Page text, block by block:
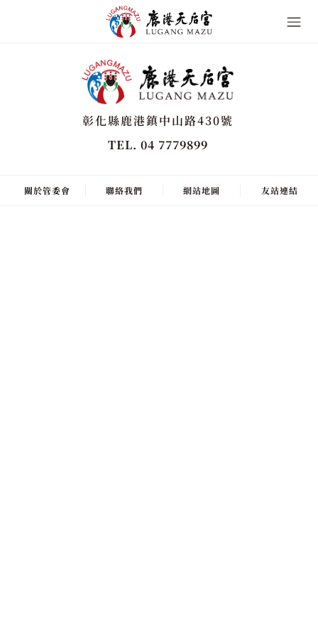
彰化縣鹿港鎮中山路430號
TEL. 04 7779899
關於管委會 聯絡我們 網站地圖 友站連結